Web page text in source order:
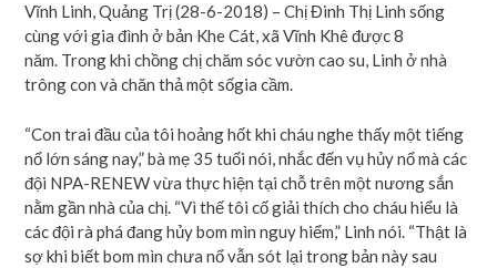
Vĩnh Linh, Quảng Trị (28-6-2018) – Chị Đinh Thị Linh sống
cùng với gia đình ở bản Khe Cát, xã Vĩnh Khê được 8
năm. Trong khi chồng chị chăm sóc vườn cao su, Linh ở nhà
trông con và chăn thả một sốgia cầm.
“Con trai đầu của tôi hoảng hốt khi cháu nghe thấy một tiếng
nổ lớn sáng nay,” bà mẹ 35 tuổi nói, nhắc đến vụ hủy nổ mà các
đội NPA-RENEW vừa thực hiện tại chỗ trên một nương sắn
nằm gần nhà của chị. “Vì thế tôi cố giải thích cho cháu hiểu là
các đội rà phá đang hủy bom mìn nguy hiểm,” Linh nói. “Thật là
sợ khi biết bom mìn chưa nổ vẫn sót lại trong bản này sau